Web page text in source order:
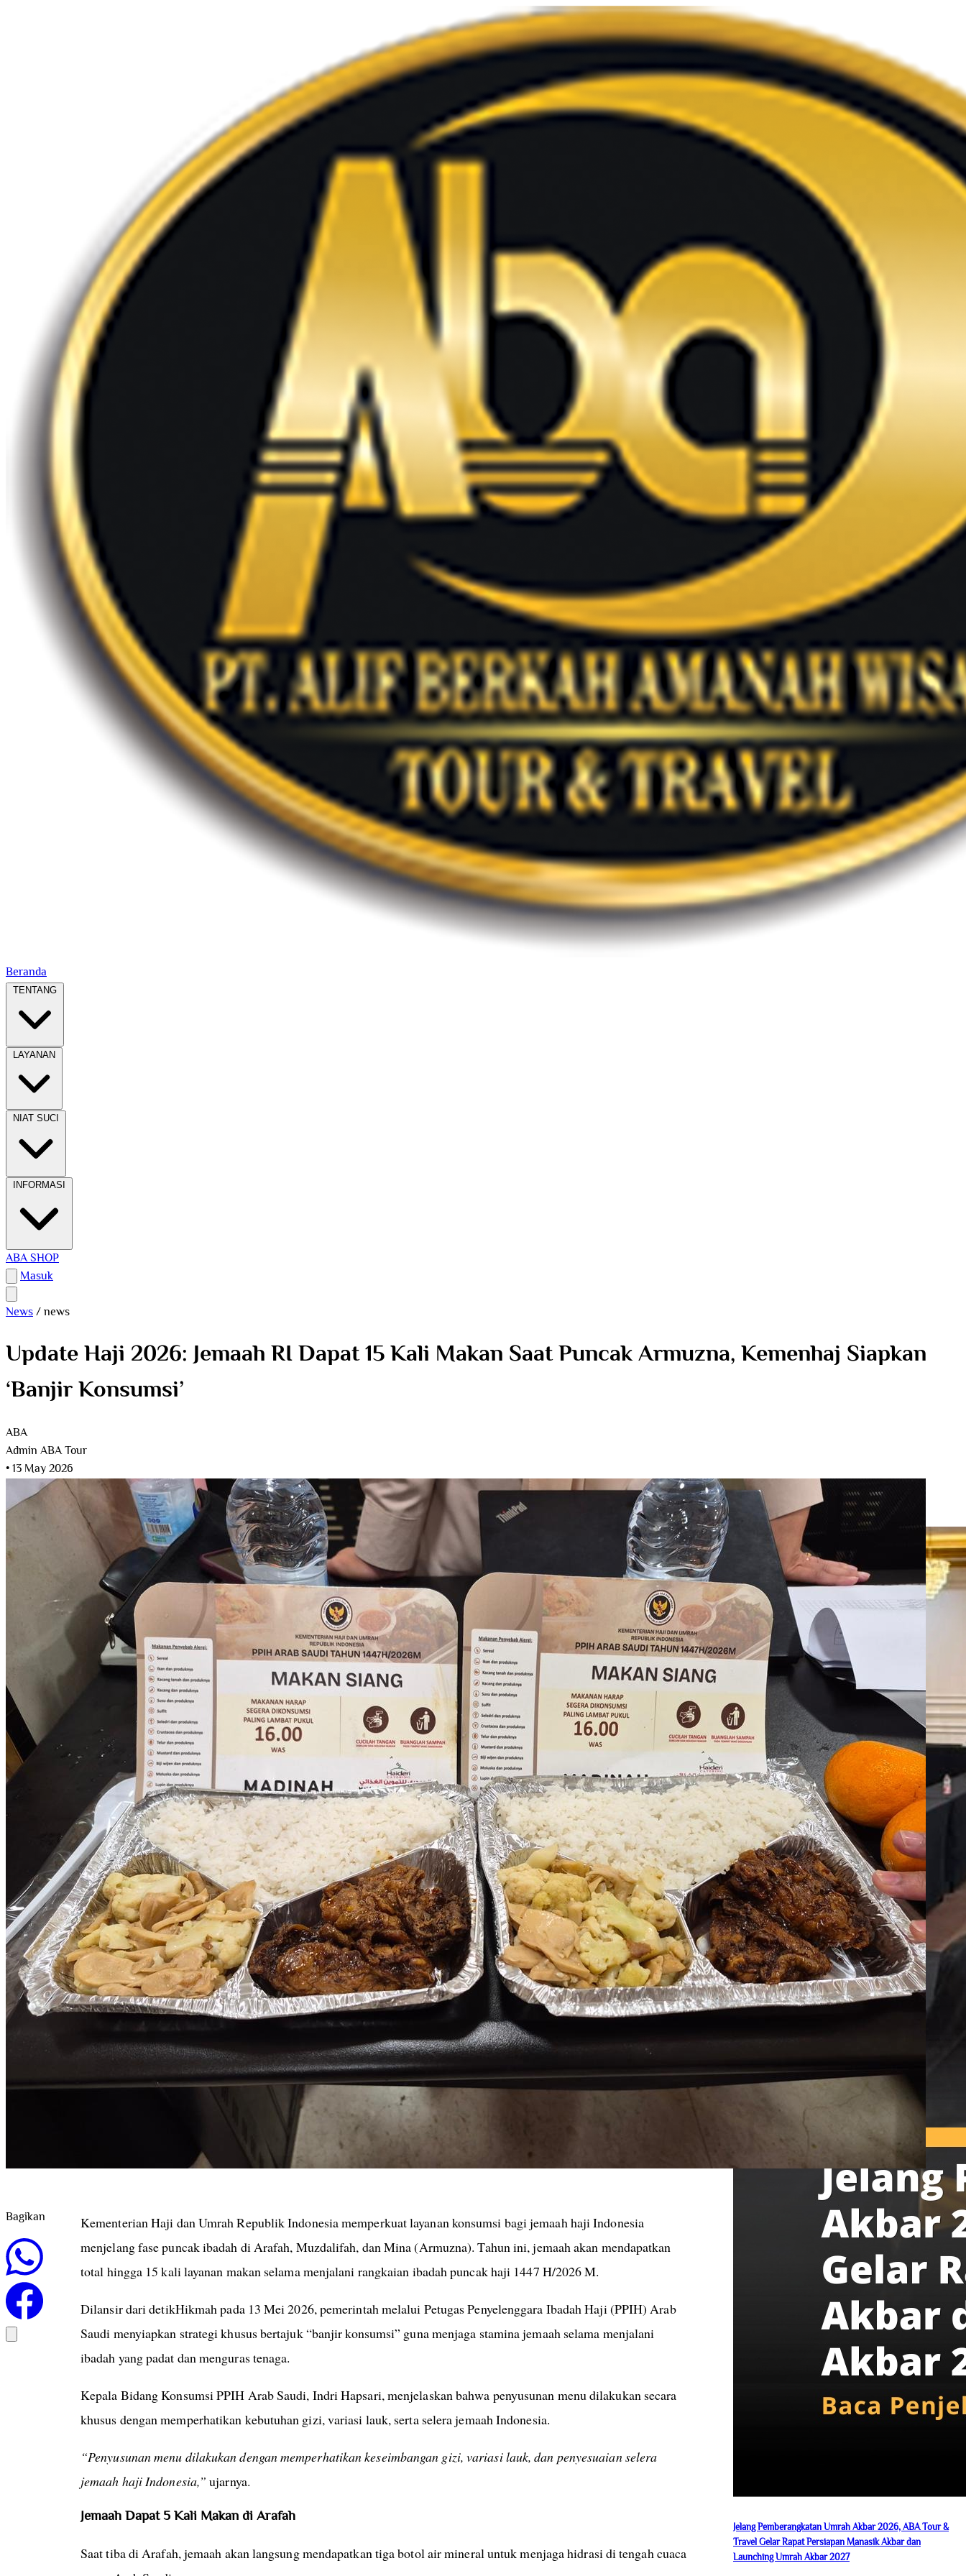
Beranda
TENTANG
LAYANAN
NIAT SUCI
INFORMASI
ABA SHOP
Masuk
News/news
Update Haji 2026: Jemaah RI Dapat 15 Kali Makan Saat Puncak Armuzna, Kemenhaj Siapkan
‘Banjir Konsumsi’
ABA
Admin ABA Tour
•13 May 2026
Menu makanan jemaah haji indonesia 2026(dok by kemenhaj RI)
Bagikan
Kementerian Haji dan Umrah Republik Indonesia memperkuat layanan konsumsi bagi jemaah haji Indonesia
menjelang fase puncak ibadah di Arafah, Muzdalifah, dan Mina (Armuzna). Tahun ini, jemaah akan mendapatkan
total hingga 15 kali layanan makan selama menjalani rangkaian ibadah puncak haji 1447 H/2026 M.
Dilansir dari detikHikmah pada 13 Mei 2026, pemerintah melalui Petugas Penyelenggara Ibadah Haji (PPIH) Arab
Saudi menyiapkan strategi khusus bertajuk “banjir konsumsi” guna menjaga stamina jemaah selama menjalani
ibadah yang padat dan menguras tenaga.
Kepala Bidang Konsumsi PPIH Arab Saudi, Indri Hapsari, menjelaskan bahwa penyusunan menu dilakukan secara
khusus dengan memperhatikan kebutuhan gizi, variasi lauk, serta selera jemaah Indonesia.
“Penyusunan menu dilakukan dengan memperhatikan keseimbangan gizi, variasi lauk, dan penyesuaian selera
jemaah haji Indonesia,” ujarnya.
Jemaah Dapat 5 Kali Makan di Arafah
Saat tiba di Arafah, jemaah akan langsung mendapatkan tiga botol air mineral untuk menjaga hidrasi di tengah cuaca
Berita Terkait
Jelang Pemberangkatan Umrah Akbar 2026, ABA Tour &
Travel Gelar Rapat Persiapan Manasik Akbar dan
Launching Umrah Akbar 2027